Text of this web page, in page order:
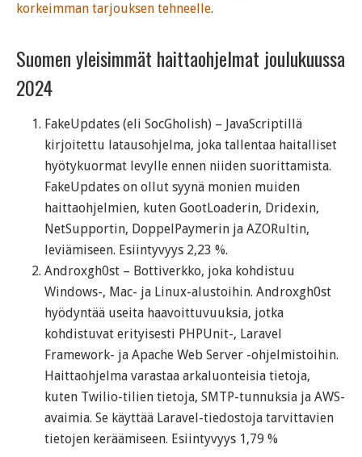
korkeimman tarjouksen tehneelle.
Suomen yleisimmät haittaohjelmat joulukuussa
2024
FakeUpdates (eli SocGholish) – JavaScriptillä
kirjoitettu latausohjelma, joka tallentaa haitalliset
hyötykuormat levylle ennen niiden suorittamista.
FakeUpdates on ollut syynä monien muiden
haittaohjelmien, kuten GootLoaderin, Dridexin,
NetSupportin, DoppelPaymerin ja AZORultin,
leviämiseen. Esiintyvyys 2,23 %.
Androxgh0st – Bottiverkko, joka kohdistuu
Windows-, Mac- ja Linux-alustoihin. Androxgh0st
hyödyntää useita haavoittuvuuksia, jotka
kohdistuvat erityisesti PHPUnit-, Laravel
Framework- ja Apache Web Server -ohjelmistoihin.
Haittaohjelma varastaa arkaluonteisia tietoja,
kuten Twilio-tilien tietoja, SMTP-tunnuksia ja AWS-
avaimia. Se käyttää Laravel-tiedostoja tarvittavien
tietojen keräämiseen. Esiintyvyys 1,79 %